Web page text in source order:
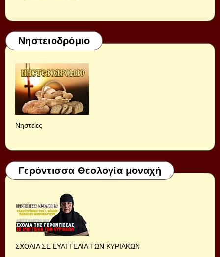
Νηστειοδρόμιο
Νηστείες
Γερόντισσα Θεολογία μοναχή
ΣΧΟΛΙΑ ΣΕ ΕΥΑΓΓΕΛΙΑ ΤΩΝ ΚΥΡΙΑΚΩΝ